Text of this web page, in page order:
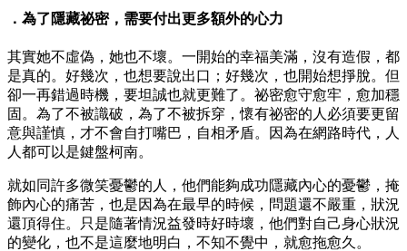
．為了隱藏祕密，需要付出更多額外的心力
其實她不虛偽，她也不壞。一開始的幸福美滿，沒有造假，都
是真的。好幾次，也想要說出口；好幾次，也開始想掙脫。但
卻一再錯過時機，要坦誠也就更難了。祕密愈守愈牢，愈加穩
固。為了不被識破，為了不被拆穿，懷有祕密的人必須要更留
意與謹慎，才不會自打嘴巴，自相矛盾。因為在網路時代，人
人都可以是鍵盤柯南。
就如同許多微笑憂鬱的人，他們能夠成功隱藏內心的憂鬱，掩
飾內心的痛苦，也是因為在最早的時候，問題還不嚴重，狀況
還頂得住。只是隨著情況益發時好時壞，他們對自己身心狀況
的變化，也不是這麼地明白，不知不覺中，就愈拖愈久。